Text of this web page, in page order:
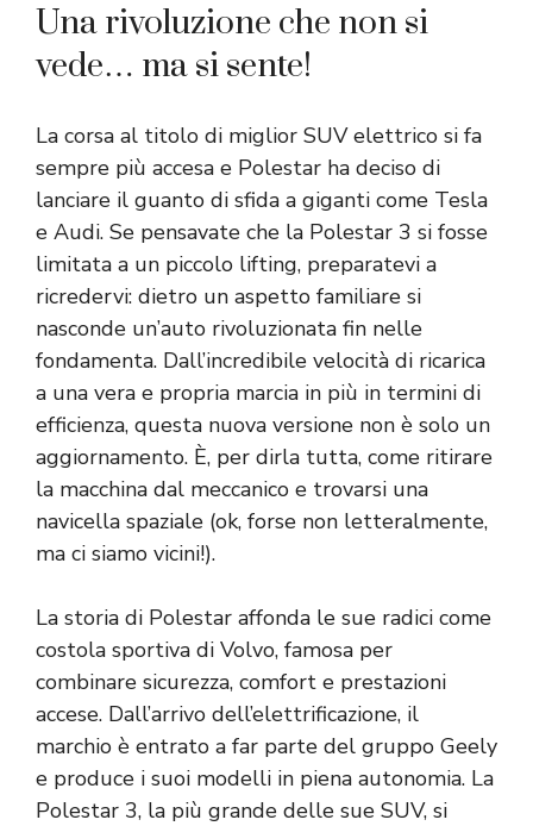
Una rivoluzione che non si
vede… ma si sente!
La corsa al titolo di miglior SUV elettrico si fa
sempre più accesa e Polestar ha deciso di
lanciare il guanto di sfida a giganti come Tesla
e Audi. Se pensavate che la Polestar 3 si fosse
limitata a un piccolo lifting, preparatevi a
ricredervi: dietro un aspetto familiare si
nasconde un’auto rivoluzionata fin nelle
fondamenta. Dall’incredibile velocità di ricarica
a una vera e propria marcia in più in termini di
efficienza, questa nuova versione non è solo un
aggiornamento. È, per dirla tutta, come ritirare
la macchina dal meccanico e trovarsi una
navicella spaziale (ok, forse non letteralmente,
ma ci siamo vicini!).
La storia di Polestar affonda le sue radici come
costola sportiva di Volvo, famosa per
combinare sicurezza, comfort e prestazioni
accese. Dall’arrivo dell’elettrificazione, il
marchio è entrato a far parte del gruppo Geely
e produce i suoi modelli in piena autonomia. La
Polestar 3, la più grande delle sue SUV, si